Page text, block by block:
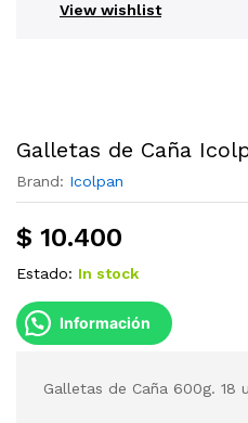
View wishlist
Galletas de Caña
Brand: Icolpan
$ 10.400
Estado: In stock
Información
Galletas de Caña 600g. 18